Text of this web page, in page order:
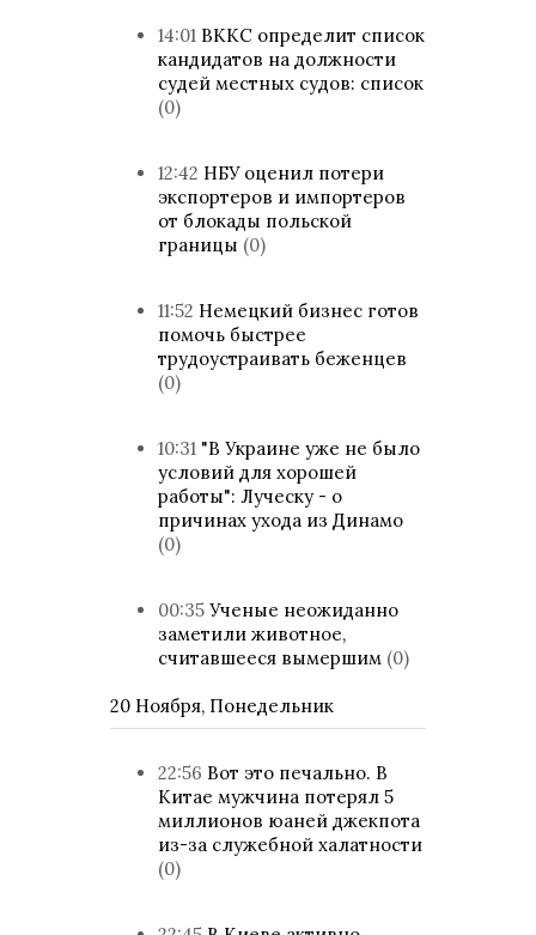
14:01 ВККС определит список
кандидатов на должности
судей местных судов: список
(0)
12:42 НБУ оценил потери
экспортеров и импортеров
от блокады польской
границы (0)
11:52 Немецкий бизнес готов
помочь быстрее
трудоустраивать беженцев
(0)
10:31 "В Украине уже не было
условий для хорошей
работы": Луческу - о
причинах ухода из Динамо
(0)
00:35 Ученые неожиданно
заметили животное,
считавшееся вымершим (0)
20 Ноября, Понедельник
22:56 Вот это печально. В
Китае мужчина потерял 5
миллионов юаней джекпота
из-за служебной халатности
(0)